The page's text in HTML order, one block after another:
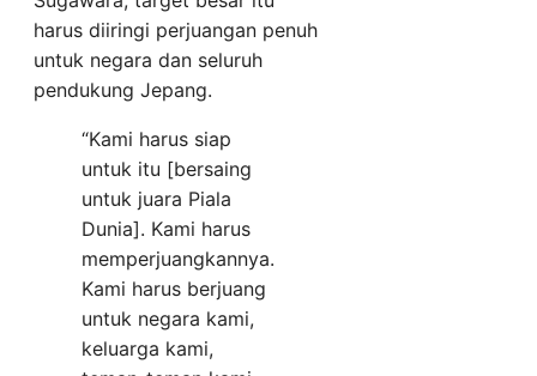
harus diiringi perjuangan penuh
untuk negara dan seluruh
pendukung Jepang.
“Kami harus siap
untuk itu [bersaing
untuk juara Piala
Dunia]. Kami harus
memperjuangkannya.
Kami harus berjuang
untuk negara kami,
keluarga kami,